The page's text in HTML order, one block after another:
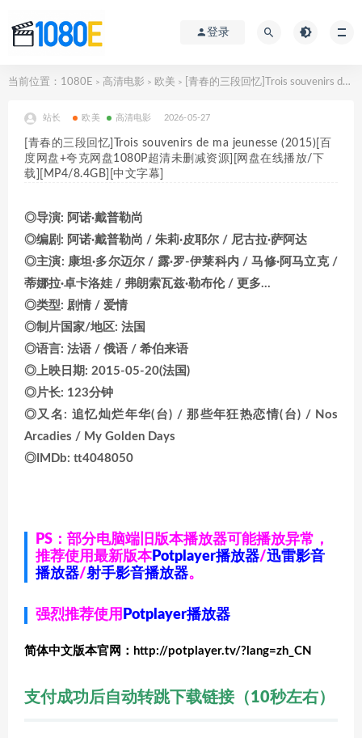
登录
当前位置： 1080E > 高清电影 > 欧美 > [青春的三段回忆]Trois souvenirs de ma jeunesse (2015)[百度网盘+夸克网盘1080P超清未删减资源][网盘在线播放/下载][MP4/8.4GB][中文字幕]
站长 欧美 高清电影 2026-05-27
[青春的三段回忆]Trois souvenirs de ma jeunesse (2015)[百
度网盘+夸克网盘1080P超清未删减资源][网盘在线播放/下
载][MP4/8.4GB][中文字幕]
◎导演: 阿诺·戴普勒尚
◎编剧: 阿诺·戴普勒尚 / 朱莉·皮耶尔 / 尼古拉·萨阿达
◎主演: 康坦·多尔迈尔 / 露·罗-伊莱科内 / 马修·阿马立克 /
蒂娜拉·卓卡洛娃 / 弗朗索瓦兹·勒布伦 / 更多…
◎类型: 剧情 / 爱情
◎制片国家/地区: 法国
◎语言: 法语 / 俄语 / 希伯来语
◎上映日期: 2015-05-20(法国)
◎片长: 123分钟
◎又名: 追忆灿烂年华(台) / 那些年狂热恋情(台) / Nos
Arcadies / My Golden Days
◎IMDb: tt4048050
PS：部分电脑端旧版本播放器可能播放异常，
推荐使用最新版本Potplayer播放器/迅雷影音
播放器/射手影音播放器。
强烈推荐使用 Potplayer播放器
简体中文版本官网：http://potplayer.tv/?lang=zh_CN
支付成功后自动转跳下载链接（10秒左右）